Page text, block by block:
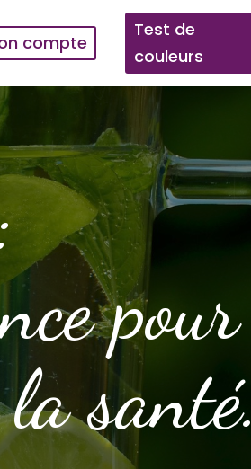
compte
Test de
couleurs
pour
santé.